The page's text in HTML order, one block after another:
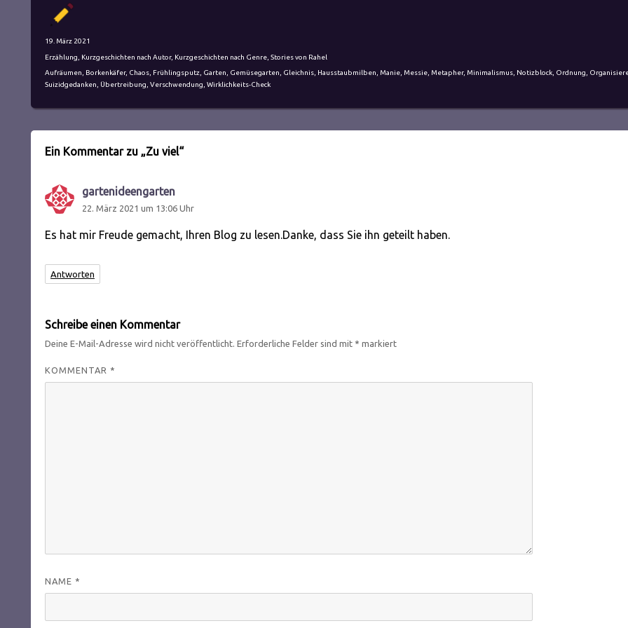
Veröffentlicht
19. März 2021
Kategorien
Erzählung Kurzgeschichten nach Autor, Kurzgeschichten nach Genre Stories von Rahel
Schlagwörter
Aufräumen Borkenkäfer, Chaos Frühlingsputz Garten Gemüsegarten Gleichnis Hausstaubmilben Manie Messie Metapher, Minimalismus Notizblock Ordnung
Suizidgedanken
Übertreibung Verschwendung Wirklichkeits-Check
Ein Kommentar zu „Zu viel“
gartenideengarten
22. März 2021 um 13:06 Uhr
Es hat mir Freude gemacht, Ihren Blog zu lesen.Danke, dass Sie ihn geteilt haben.
Antworten
Schreibe einen Kommentar
Deine E-Mail-Adresse wird nicht veröffentlicht. Erforderliche Felder sind mit * markiert
KOMMENTAR *
NAME *